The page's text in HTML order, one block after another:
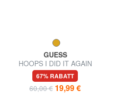
GUESS
HOOPS I DID IT AGAIN
Große Creolen
67% RABATT
60,00 € 19,99 €